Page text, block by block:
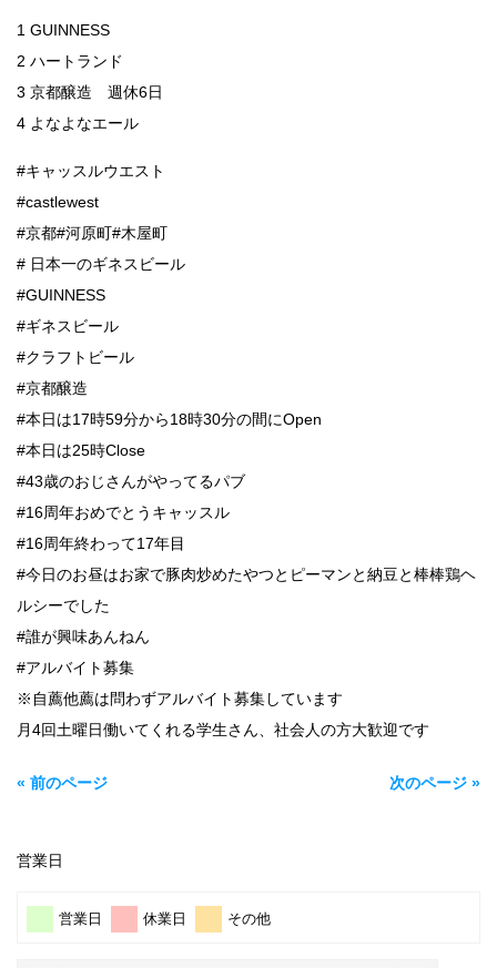
1 GUINNESS
2 ハートランド
3 京都醸造 週休6日
4 よなよなエール
#キャッスルウエスト
#castlewest
#京都#河原町#木屋町
# 日本一のギネスビール
#GUINNESS
#ギネスビール
#クラフトビール
#京都醸造
#本日は17時59分から18時30分の間にOpen
#本日は25時Close
#43歳のおじさんがやってるパブ
#16周年おめでとうキャッスル
#16周年終わって17年目
#今日のお昼はお家で豚肉炒めたやつとピーマンと納豆と棒棒鶏ヘ
ルシーでした
#誰が興味あんねん
#アルバイト募集
※自薦他薦は問わずアルバイト募集しています
月4回土曜日働いてくれる学生さん、社会人の方大歓迎です
« 前のページ 次のページ »
営業日
営業日 休業日 その他